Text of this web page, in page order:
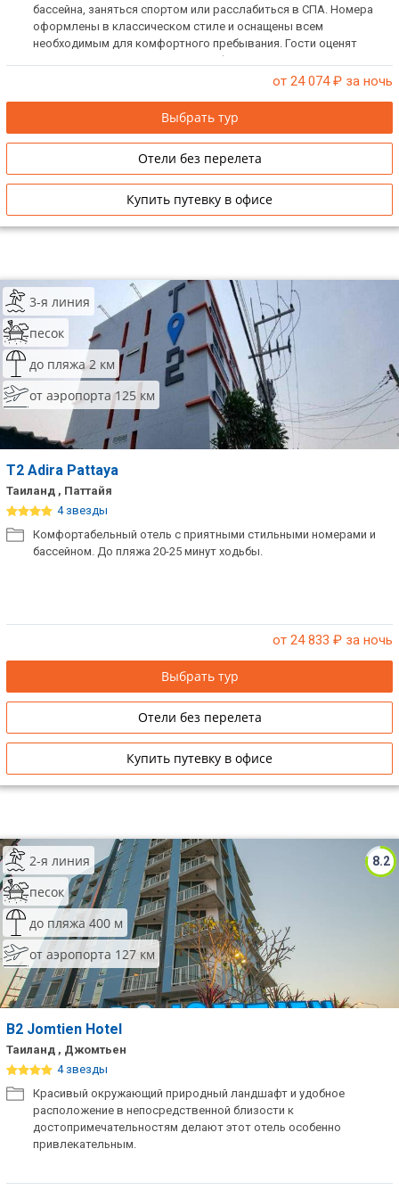
бассейна, заняться спортом или расслабиться в СПА. Номера
оформлены в классическом стиле и оснащены всем
необходимым для комфортного пребывания. Гости оценят
приятный сервис и уютную атмосферу.
от 24 074₽ за ночь
Выбрать тур
Отели без перелета
Купить путевку в офисе
3-я линия
песок
до пляжа 2 км
от аэропорта 125 км
T2 Adira Pattaya
Таиланд , Паттайя
4 звезды
Комфортабельный отель с приятными стильными номерами и
бассейном. До пляжа 20-25 минут ходьбы.
от 24 833 ₽ за ночь
Выбрать тур
Отели без перелета
Купить путевку в офисе
8.2
2-я линия
песок
до пляжа 400 м
от аэропорта 127 км
B2 Jomtien Hotel
Таиланд , Джомтьен
4 звезды
Красивый окружающий природный ландшафт и удобное
расположение в непосредственной близости к
достопримечательностям делают этот отель особенно
привлекательным.
Сетевые отели Египта
Сетевые отели ОАЭ
Сетевые отели Шри Ланки
Сетевые отели Вьетнама
Сетевые отели Бали
Сетевые отели Сейшел
Сетевые отели Маврикия